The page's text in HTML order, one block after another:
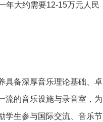
年大约需要12-15万元人民
具备深厚音乐理论基础、卓
流的音乐设施与录音室，为
学生参与国际交流、音乐节